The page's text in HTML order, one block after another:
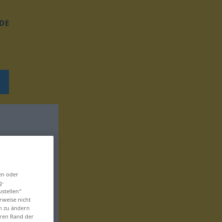
DE
oder
nicht
zu ändern
Rand der